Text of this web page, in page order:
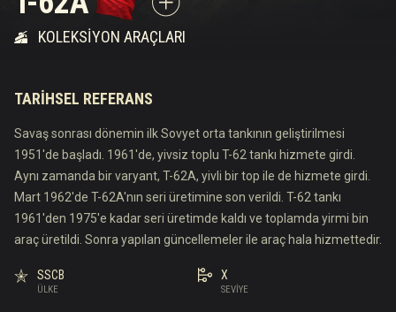
KOLEKSIYON ARAÇLARI
TARIHSEL REFERANS
Savaş sonrası dönemin ilk Sovyet orta tankının geliştirilmesi
1951'de başladı. 1961'de, yivsiz toplu T-62 tankı hizmete girdi.
Aynı zamanda bir varyant, T-62A, yivli bir top ile de hizmete girdi.
Mart 1962'de T-62A'nın seri üretimine son verildi. T-62 tankı
1961'den 1975'e kadar seri üretimde kaldı ve toplamda yirmi bin
araç üretildi. Sonra yapılan güncellemeler ile araç hala hizmettedir.
ÜLKE
SSCB
SEVIYE
X